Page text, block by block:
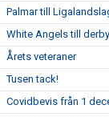
Palmar till
White Angels till
Årets veteraner
Tusen tack!
Covidbevis från 1